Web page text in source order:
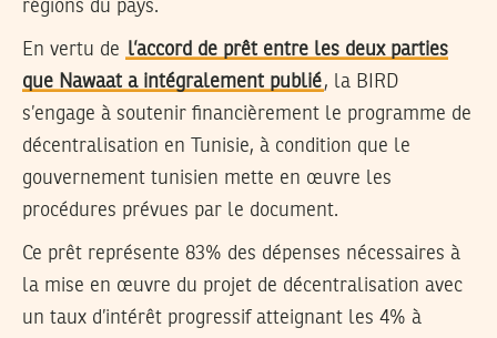
régions du pays.
En vertu de l’accord de prêt entre les deux parties
que Nawaat a intégralement publié, la BIRD
s’engage à soutenir financièrement le programme de
décentralisation en Tunisie, à condition que le
gouvernement tunisien mette en œuvre les
procédures prévues par le document.
Ce prêt représente 83% des dépenses nécessaires à
la mise en œuvre du projet de décentralisation avec
un taux d’intérêt progressif atteignant les 4% à